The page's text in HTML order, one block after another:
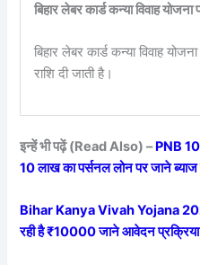
बिहार लेबर कार्ड कन्या विवाह योजना
बिहार लेबर कार्ड कन्या विवाह
राशि दी जाती है।
इन्हें भी पढ़ें (Read Also) –PNB
10 लाख का पर्सनल लोन पर जाने
Bihar Kanya Vivah Yojana 2025
रही है ₹10000 जाने आवेदन प्रक्रिया,